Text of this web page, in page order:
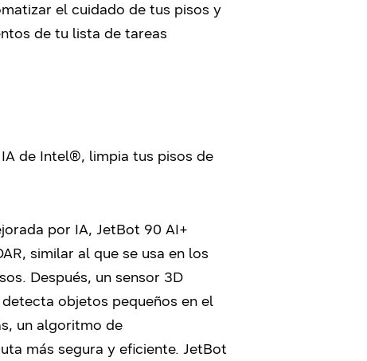
el cuidado de tus pisos y
de tu lista de tareas
de Intel®, limpia tus pisos de
por IA, JetBot 90 AI+
similar al que se usa en los
Después, un sensor 3D
objetos pequeños en el
un algoritmo de
más segura y eficiente. JetBot